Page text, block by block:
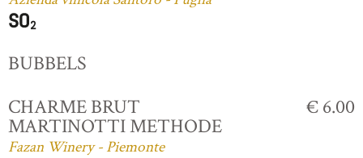
BUBBELS
CHARME BRUT
MARTINOTTI METHODE
Fazan Winery - Piemonte
€ 6.00